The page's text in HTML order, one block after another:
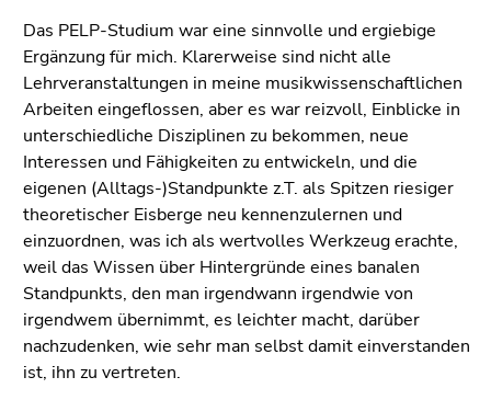
Das PELP-Studium war eine sinnvolle und ergiebige
Ergänzung für mich. Klarerweise sind nicht alle
Lehrveranstaltungen in meine musikwissenschaftlichen
Arbeiten eingeflossen, aber es war reizvoll, Einblicke in
unterschiedliche Disziplinen zu bekommen, neue
Interessen und Fähigkeiten zu entwickeln, und die
eigenen (Alltags-)Standpunkte z.T. als Spitzen riesiger
theoretischer Eisberge neu kennenzulernen und
einzuordnen, was ich als wertvolles Werkzeug erachte,
weil das Wissen über Hintergründe eines banalen
Standpunkts, den man irgendwann irgendwie von
irgendwem übernimmt, es leichter macht, darüber
nachzudenken, wie sehr man selbst damit einverstanden
ist, ihn zu vertreten.